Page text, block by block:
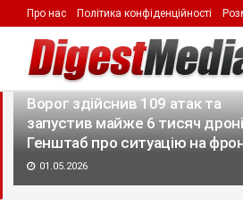
LATEST TRENDING
Ворог здійснив 109 атак та
запустив майже 6 тисяч
Генштаб про ситуацію на
01.05.2026
Про нас Політика конфіденційності